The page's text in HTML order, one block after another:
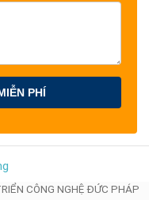
PHÍ
CÔNG NGHỆ ĐỨC PHÁP